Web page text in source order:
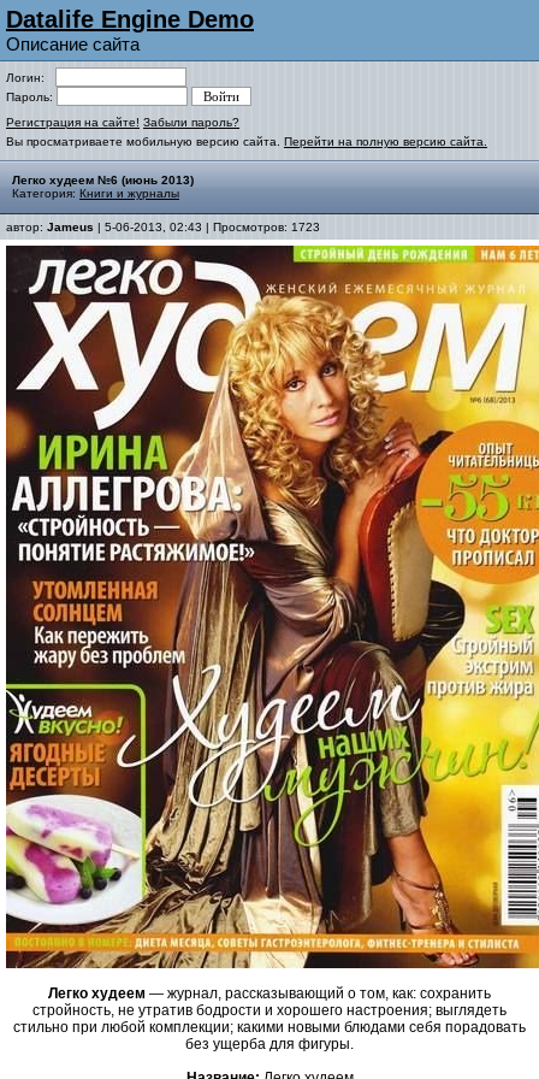
Datalife Engine Demo
Описание сайта
Логин:
Пароль:
Регистрация на сайте! Забыли пароль?
Вы просматриваете мобильную версию сайта. Перейти на полную версию сайта.
Легко худеем №6 (июнь 2013)
Категория: Книги и журналы
автор: Jameus | 5-06-2013, 02:43 | Просмотров: 1723
Легко худеем — журнал, рассказывающий о том, как: сохранить
стройность, не утратив бодрости и хорошего настроения; выглядеть
стильно при любой комплекции; какими новыми блюдами себя порадовать
без ущерба для фигуры.